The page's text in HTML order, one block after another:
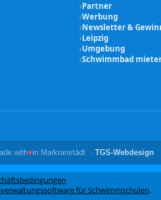
›Partner
›Werbung
›Newsletter &
›Leipzig
›Umgebung
›Schwimmbad
with♥in Markranstädt · TGS-Webdesign
für Schwimmschulen.